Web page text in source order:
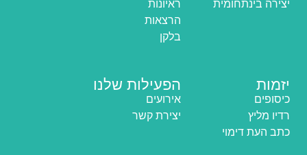
יצירה בינתחומית
ראיונות
הרצאות
בלקן
יזמות
כיסופים
רדיו מליץ
כתב העת דימוי
הפעילות שלנו
אירועים
יצירת קשר